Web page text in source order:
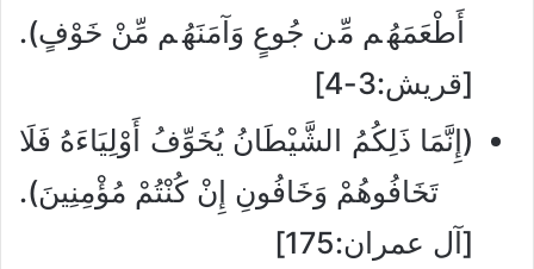
أَطْعَمَهُم مِّن جُوعٍ وَآمَنَهُم مِّنْ خَوْفٍ).
[قريش:3-4]
(إِنَّمَا ذَلِكُمُ الشَّيْطَانُ يُخَوِّفُ أَوْلِيَاءَهُ فَلَا
تَخَافُوهُمْ وَخَافُونِ إِنْ كُنْتُمْ مُؤْمِنِينَ).
[آل عمران:175]